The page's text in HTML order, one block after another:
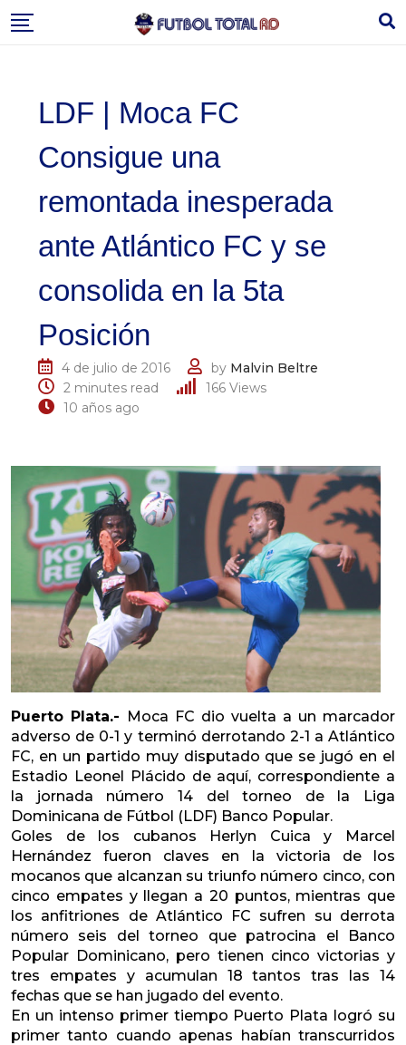
to
LDF | Moca FC
Consigue una
remontada inesperada
ante Atlántico FC y se
consolida en la 5ta
Posición
4 de julio de 2016 by Malvin Beltre
2 minutes read
166 Views
10 años ago
Puerto Plata.- Moca FC dio vuelta a un marcador
adverso de 0-1 y terminó derrotando 2-1 a Atlántico
FC, en un partido muy disputado que se jugó en el
Estadio Leonel Plácido de aquí, correspondiente a
la jornada número 14 del torneo de la Liga
Dominicana de Fútbol (LDF) Banco Popular.
Goles de los cubanos Herlyn Cuica y Marcel
Hernández fueron claves en la victoria de los
mocanos que alcanzan su triunfo número cinco, con
cinco empates y llegan a 20 puntos, mientras que
los anfitriones de Atlántico FC sufren su derrota
número seis del torneo que patrocina el Banco
Popular Dominicano, pero tienen cinco victorias y
tres empates y acumulan 18 tantos tras las 14
fechas que se han jugado del evento.
En un intenso primer tiempo Puerto Plata logró su
primer tanto cuando apenas habían transcurridos